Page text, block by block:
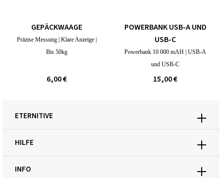
GEPÄCKWAAGE
Präzise Messung | Klare Anzeige |
Bis 50kg
6,00 €
POWERBANK USB-A UND
USB-C
Powerbank 10 000 mAH | USB-A
und USB-C
15,00 €
ETERNITIVE
HILFE
INFO